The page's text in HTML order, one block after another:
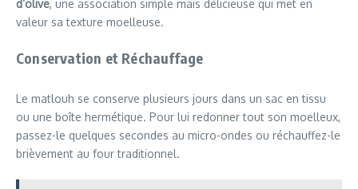
d’olive, une association simple mais délicieuse qui met en
valeur sa texture moelleuse.
Conservation et Réchauffage
Le matlouh se conserve plusieurs jours dans un sac en tissu
ou une boîte hermétique. Pour lui redonner tout son moelleux,
passez-le quelques secondes au micro-ondes ou réchauffez-le
brièvement au four traditionnel.